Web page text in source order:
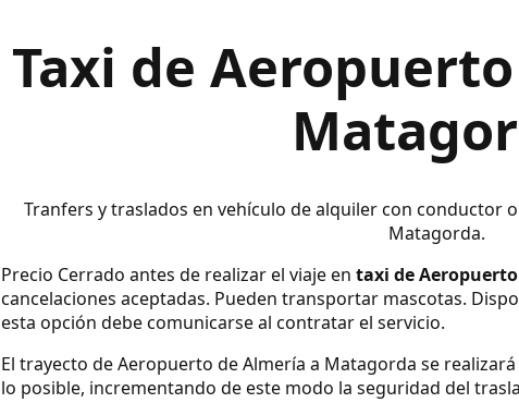
Taxi de
Tranfers y traslados en vehículo de alquiler con conductor
Matagorda.
Precio Cerrado antes de realizar el viaje en taxi de
cancelaciones aceptadas. Pueden transportar mascotas.
esta opción debe comunicarse al contratar el servicio.
El trayecto de Aeropuerto de Almería a Matagorda se
lo posible, incrementando de este modo la seguridad del